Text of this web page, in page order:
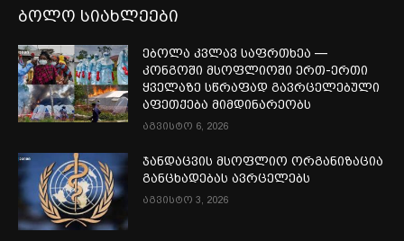
ბოლო სიახლეები
ებოლა კვლავ საფრთხეა —
კონგოში მსოფლიოში ერთ-ერთი
ყველაზე სწრაფად გავრცელებული
აფეთქება მიმდინარეობს
აგვისტო 6, 2026
ჯანდაცვის მსოფლიო ორგანიზაცია
განცხადებას ავრცელებს
აგვისტო 3, 2026